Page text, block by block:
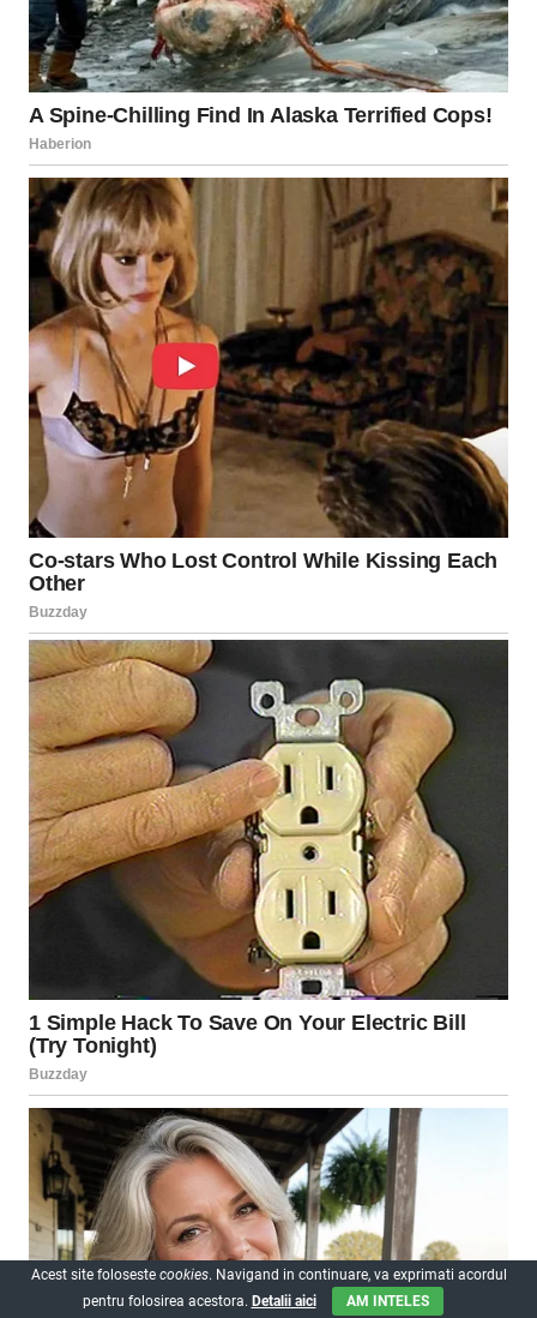
Acest site foloseste cookies. Navigand in continuare, va exprimati acordul
pentru folosirea acestora. Detalii aici AM INTELES